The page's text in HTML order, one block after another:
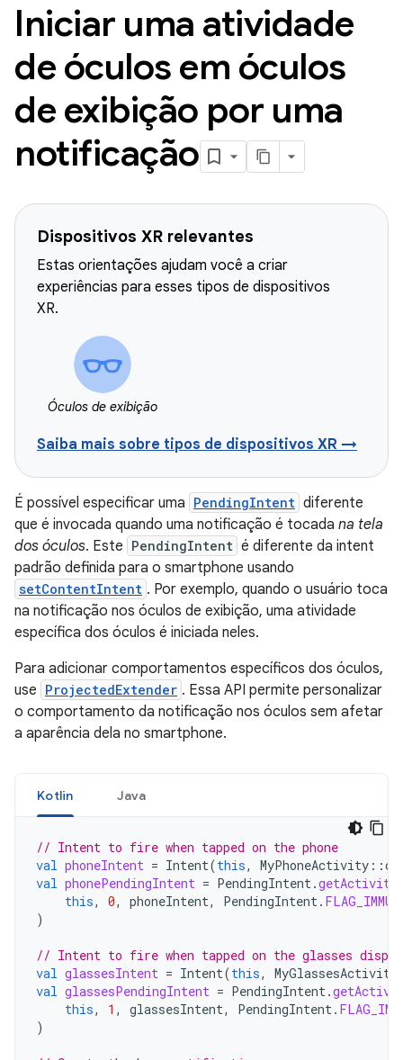
Iniciar uma atividade
de óculos em óculos
de exibição por uma
notificação
Dispositivos XR relevantes
Estas orientações ajudam você a criar
experiências para esses tipos de dispositivos
XR.
Óculos de exibição
Saiba mais sobre tipos de dispositivos XR →
É possível especificar uma PendingIntent diferente
que é invocada quando uma notificação é tocada na tela
dos óculos. Este PendingIntent é diferente da intent
padrão definida para o smartphone usando
setContentIntent . Por exemplo, quando o usuário toca
na notificação nos óculos de exibição, uma atividade
específica dos óculos é iniciada neles.
Para adicionar comportamentos específicos dos óculos,
use ProjectedExtender . Essa API permite personalizar
o comportamento da notificação nos óculos sem afetar
a aparência dela no smartphone.
Kotlin Java
// Intent to fire when tapped on the phone
val phoneIntent = Intent(this, MyPhoneActivity ::
val phonePendingIntent = PendingIntent.getActivity
this, 0, phoneIntent, PendingIntent.
)
// Intent to fire when tapped on the glasses
val glassesIntent = Intent(this, MyGlassesActivity
val glassesPendingIntent = PendingIntent.
this, 1 , glassesIntent, PendingIntent.
)